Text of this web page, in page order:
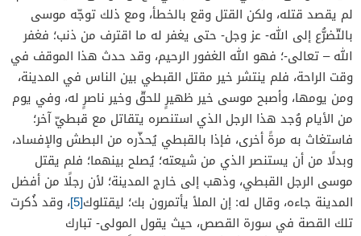
لم يقصد قتله، ولكن القتل وقع بالخطأ، ومع ذلك توجّه موسى
بالتّضرُّع إلى الله- عز وجل- حتى يغفر له ما اقترف من ذنب؛ فغفر
الله – تعالى-؛ فهو الله الغفور الرحيم، وقد حدث هذا الموقف في
وقت الراحة، فلم ينتشر خير مقتل القبطي بين الناس في المدينة،
ومن يومها، وأصبح موسى خير ظهيرٍ للحقّ وخير ناصرٍ له، وفي يوم
من الأيام وُجد هذا الرجل الذي استنصره يتقاتل مع قبطيّ آخر؛
فاستغاث به مرةً أخرى، فإذا بالقبطي يُحذّره من البطش والإفساد،
وبدلًا من أن يستنصر الذي من شيعته؛ يُصلح بينهما؛ فلم يقتل
موسى الرجل القبطي، وذهب إلى خارج المدينة؛ لأن رجلًا من أفضل
المدينة جاءه، وقال له: إن الملأ يأتمرون بك؛ ليقتلوك[5] ، وقد ذُكرت
تلك القصة في سورة القصص، حيث يقول المولى- تبارك